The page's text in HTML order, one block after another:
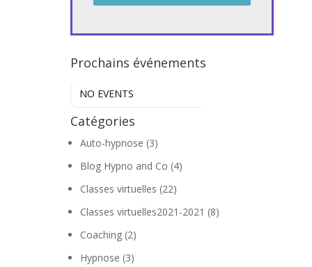
Prochains événements
NO EVENTS
Catégories
Auto-hypnose (3)
Blog Hypno and Co (4)
Classes virtuelles (22)
Classes virtuelles2021-2021 (8)
Coaching(2)
Hypnose (3)